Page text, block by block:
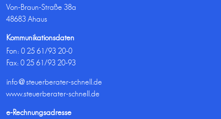
Von-Braun-Straße 38a
48683 Ahaus
Kommunikationsdaten
Fon:0 25 61/93 20-0
Fax: 0 25 61/93 20-93
info@steuerberater-schnell.de
www.steuerberater-schnell.de
e-Rechnungsadresse